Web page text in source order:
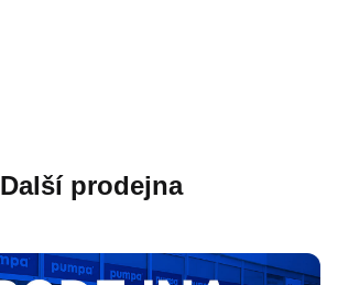
Další prodejna